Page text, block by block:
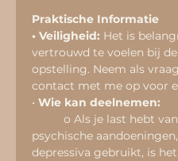
Praktische Informatie
• Veiligheid: Het is
vertrouwd te voelen bij
opstelling. Neem als
contact met me op voor
• Wie kan deelnemen:
psychische
depressiva gebruikt, is